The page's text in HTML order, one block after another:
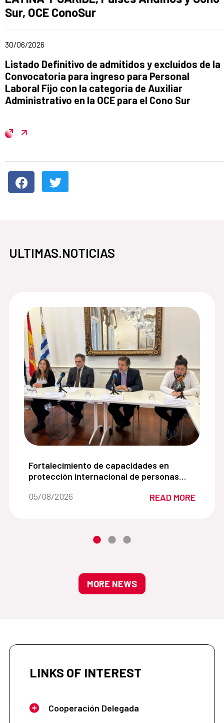
Sur, OCE ConoSur
Date of publication of the news item
30/06/2026
Title of the announcement:
Listado Definitivo de admitidos y excluidos de la
Convocatoria para ingreso para Personal
Laboral Fijo con la categoría de Auxiliar
Administrativo en la OCE para el Cono Sur
ULTIMAS.NOTICIAS
Regional de Hidrógeno Verde:
Fortalecimiento de capacidades en protección
Fortalecimiento de capacidades en
protección internacional de personas
Date of the news::
05/08/2026 READ MORE
MORE NEWS
LINKS OF INTEREST
Cooperación Delegada